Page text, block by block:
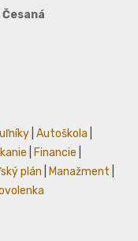
Autoškola
Financie
plán Manažment